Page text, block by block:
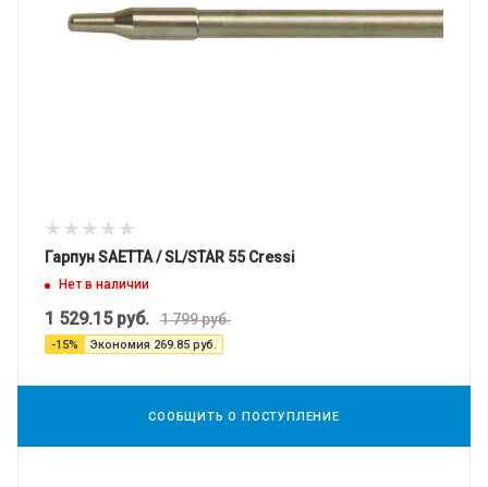
Гарпун SAETTA / SL/STAR 55 Cressi
Нет в наличии
1 529.15руб. 1 799руб.
-15% Экономия 269.85 руб.
СООБЩИТЬ О ПОСТУПЛЕНИЕ